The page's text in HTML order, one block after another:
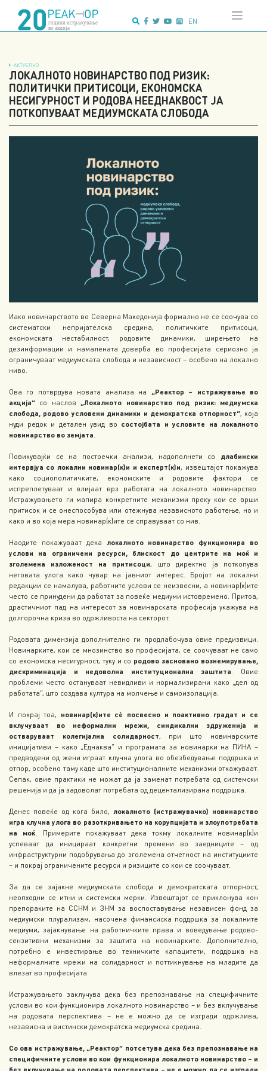
content
EN
АКТУЕЛНО
ЛОКАЛНОТО НОВИНАРСТВО ПОД РИЗИК:
ПОЛИТИЧКИ ПРИТИСОЦИ, ЕКОНОМСКА
НЕСИГУРНОСТ И РОДОВА НЕЕДНАКВОСТ ЈА
ПОТКОПУВААТ МЕДИУМСКАТА СЛОБОДА
Иако новинарството во Северна Македонија формално не се соочува со
систематски непријателска средина, политичките притисоци,
економската нестабилност, родовите динамики, ширењето на
дезинформации и намалената доверба во професијата сериозно ја
ограничуваат медиумската слобода и независност – особено на локално
ниво.
Ова го потврдува новата анализа на „Реактор – истражување во
акција“ со наслов„Локалното новинарство под ризик: медиумска
слобода, родово условени динамики и демократска отпорност“, која
нуди редок и детален увид во состојбата и условите на локалното
новинарство во земјата.
Повикувајќи се на постоечки анализи, надополнети со длабински
интервјуа со локални новинар(к)и и експерт(к)и, извештајот покажува
како социополитичките, економските и родовите фактори се
испреплетуваат и влијаат врз работата на локалното новинарство.
Истражувањето ги мапира конкретните механизми преку кои се врши
притисок и се онеспособува или отежнува независното работење, но и
како и во која мера новинар(к)ите се справуваат со нив.
Наодите покажуваат дека локалното новинарство функционира во
услови на ограничени ресурси, блискост до центрите на моќ и
зголемена изложеност на притисоци, што директно ја поткопува
неговата улога како чувар на јавниот интерес. Бројот на локални
редакции се намалува, работните услови се неизвесни, а новинар(к)ите
често се принудени да работат за повеќе медиуми истовремено. Притоа,
драстичниот пад на интересот за новинарската професија укажува на
долгорочна криза во одржливоста на секторот.
Родовата димензија дополнително ги продлабочува овие предизвици.
Новинарките, кои се мнозинство во професијата, се соочуваат не само
со економска несигурност, туку и со родово засновано вознемирување,
дискриминација и недоволна институционална заштита. Овие
проблеми често остануваат невидливи и нормализирани како „дел од
работата“, што создава култура на молчење и самоизолација.
И покрај тоа, новинар(к)ите сѐ посвесно и поактивно градат и се
вклучуваат во неформални мрежи, синдикални здруженија и
остваруваат колегијална солидарност, при што новинарските
иницијативи – како „Еднаква“ и програмата за новинарки на ПИНА –
предводени од жени играат клучна улога во обезбедување поддршка и
отпор, особено таму каде што институционалните механизми откажуваат.
Сепак, овие практики не можат да ја заменат потребата од системски
решенија и да ја задоволат потребата од децентализирана поддршка.
Денес повеќе од кога било, локалното (истражувачко) новинарство
игра клучна улога во разоткривањето на корупцијата и злоупотребата
на моќ. Примерите покажуваат дека токму локалните новинар(к)и
успеваат да иницираат конкретни промени во заедниците – од
инфраструктурни подобрувања до зголемена отчетност на институциите
– и покрај ограничените ресурси и ризиците со кои се соочуваат.
За да се зајакне медиумската слобода и демократската отпорност,
неопходни се итни и системски мерки. Извештајот се приклонува кон
препораките на ССНМ и ЗНМ за воспоставување независен фонд за
медиумски плурализам, насочена финансиска поддршка за локалните
медиуми, зајакнување на работничките права и воведување родово-
сензитивни механизми за заштита на новинарките. Дополнително,
потребно е инвестирање во техничките капацитети, поддршка на
неформалните мрежи на солидарност и поттикнување на младите да
влезат во професијата.
Истражувањето заклучува дека без препознавање на специфичните
услови во кои функционира локалното новинарство – и без вклучување
на родовата перспектива – не е можно да се изгради одржлива,
независна и вистински демократска медиумска средина.
Со ова истражување, „Реактор“ потсетува дека без препознавање на
специфичните услови во кои функционира локалното новинарство – и